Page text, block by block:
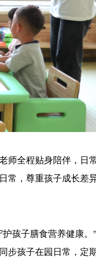
师全程贴身陪伴，日
常，尊重孩子成长差
孩子膳食营养健康。
步孩子在园日常，定